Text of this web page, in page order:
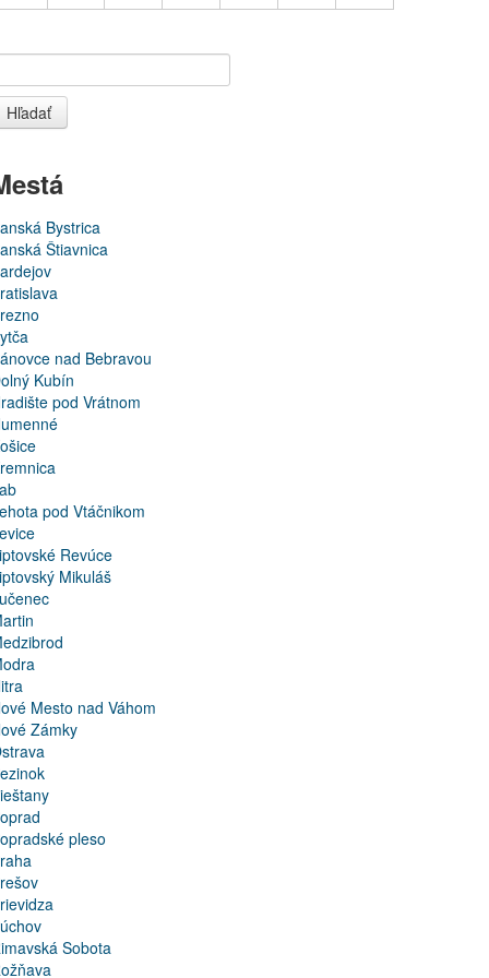
Hľadať
Bystrica
Štiavnica
nad Bebravou
Kubín
pod Vrátnom
pod Vtáčnikom
Revúce
Mikuláš
Mesto nad Váhom
Zámky
pleso
Sobota